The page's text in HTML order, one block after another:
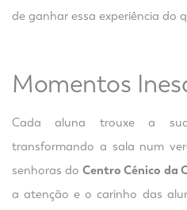
de ganhar essa experiência do
Momentos
Cada aluna trouxe a
transformando a sala num
senhoras doCentro Cénico da
a atenção e o carinho das